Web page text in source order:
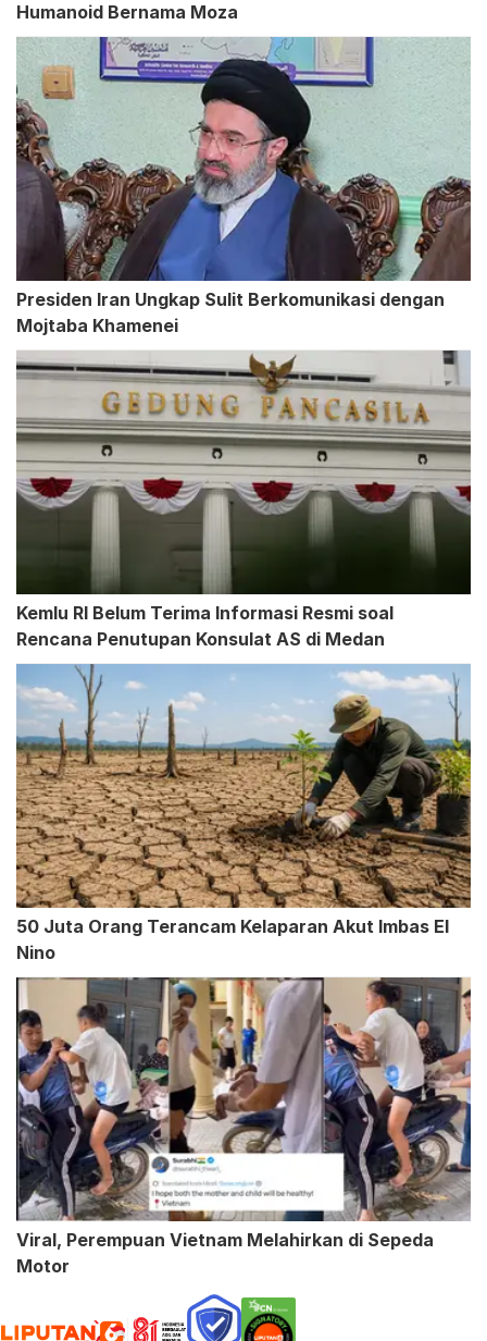
Humanoid Bernama Moza
Presiden Iran Ungkap Sulit Berkomunikasi dengan
Mojtaba Khamenei
Kemlu RI Belum Terima Informasi Resmi soal
Rencana Penutupan Konsulat AS di Medan
50 Juta Orang Terancam Kelaparan Akut Imbas El
Nino
Viral, Perempuan Vietnam Melahirkan di Sepeda
Motor